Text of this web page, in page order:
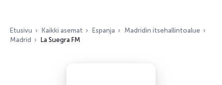
Etusivu Kaikki asemat Espanja
Madridin itsehallintoalue
Madrid
La Suegra FM